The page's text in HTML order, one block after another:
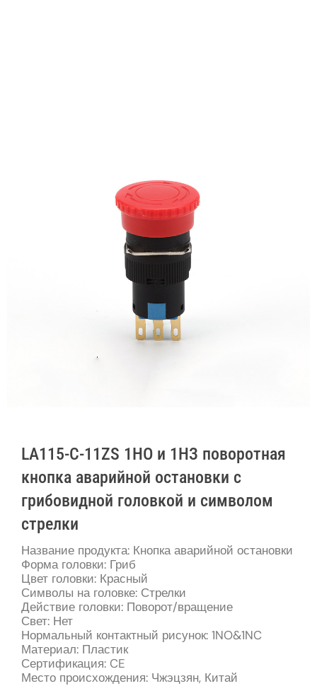
LA115-C-11ZS 1НО и 1НЗ поворотная
кнопка аварийной остановки с
грибовидной головкой и символом
стрелки
Название продукта: Кнопка аварийной остановки
Форма головки: Гриб
Цвет головки: Красный
Символы на головке: Стрелки
Действие головки: Поворот/вращение
Свет: Нет
Нормальный контактный рисунок: 1NO&1NC
Материал: Пластик
Сертификация: CE
Место происхождения: Чжэцзян, Китай